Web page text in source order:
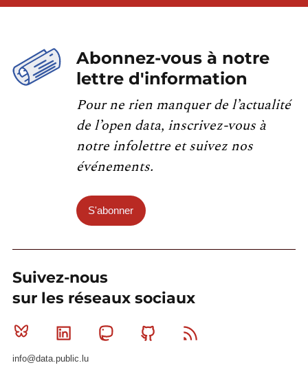
Abonnez-vous à notre
lettre d'information
Pour ne rien manquer de l’actualité
de l’open data, inscrivez-vous à
notre infolettre et suivez nos
événements.
S'abonner
Suivez-nous
sur les réseaux sociaux
Bluesky Linkedin MastodonGithub
info@data.public.lu